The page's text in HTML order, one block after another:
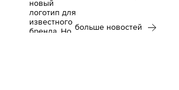
больше новостей